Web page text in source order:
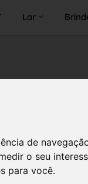
de
o seu
para você.
Lar